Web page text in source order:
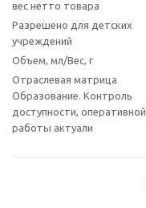
вес нетто товара
Разрешено для детских
учреждений
Объем, мл/Вес, г
Отраслевая матрица
Образование. Контроль
доступности, оперативной
работы актуали